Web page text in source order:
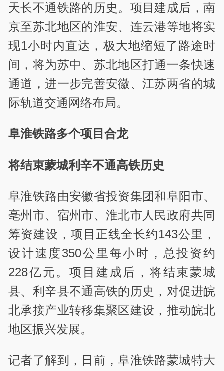
天长不通铁路的历史。项目建成后，南
京至苏北地区的淮安、连云港等地将实
现1小时内直达，极大地缩短了路途时
间，将为苏中、苏北地区打通一条快速
通道，进一步完善安徽、江苏两省的城
际轨道交通网络布局。
阜淮铁路多个项目合龙
将结束蒙城利辛不通高铁历史
阜淮铁路由安徽省投资集团和阜阳市、
亳州市、宿州市、淮北市人民政府共同
筹资建设，项目正线全长约143公里，
设计速度350公里每小时，总投资约
228亿元。项目建成后，将结束蒙城
县、利辛县不通高铁的历史，对促进皖
北承接产业转移集聚区建设，推动皖北
地区振兴发展。
记者了解到，日前，阜淮铁路蒙城特大